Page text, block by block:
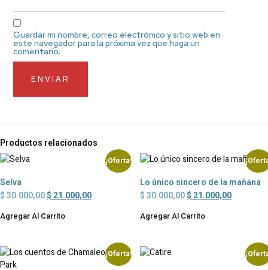
Guardar mi nombre, correo electrónico y sitio web en
este navegador para la próxima vez que haga un
comentario.
Productos relacionados
¡Oferta!
Selva
$ 30.000,00$ 21.000,00
Agregar Al Carrito
Lo único sincero de la mañana
$ 30.000,00$ 21.000,00
Agregar Al Carrito
¡Oferta!